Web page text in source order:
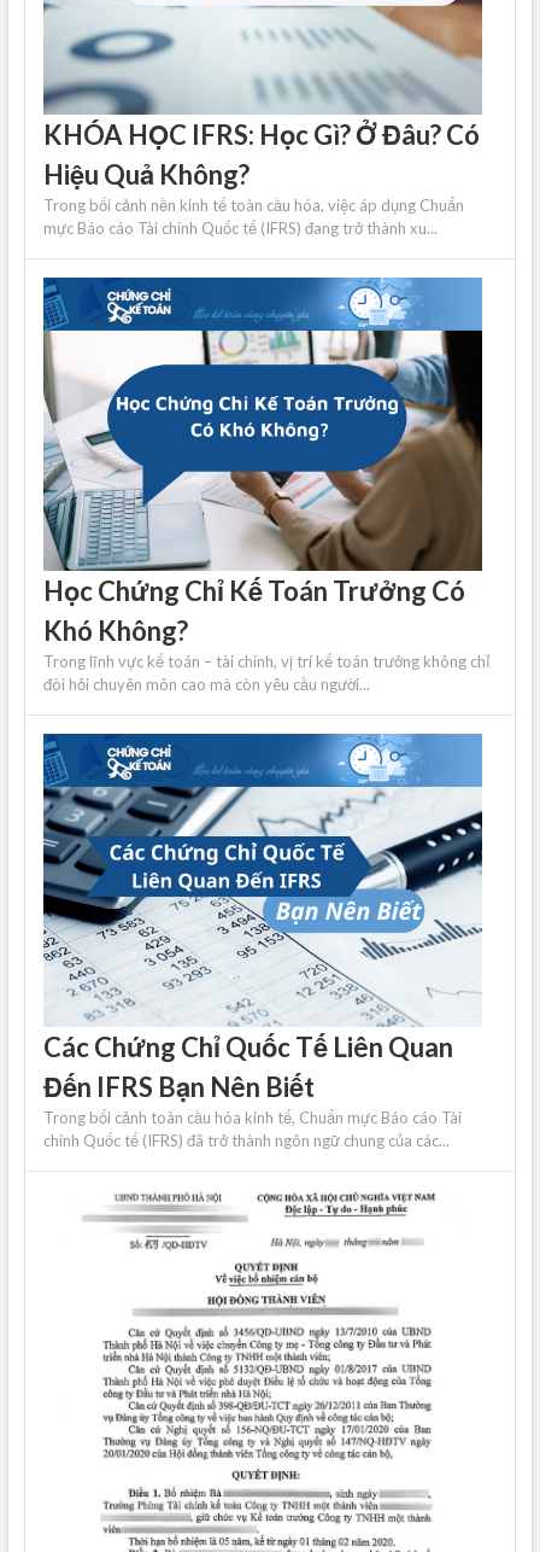
KHÓA HỌC IFRS: Học Gì? Ở Đâu? Có
Hiệu Quả Không?
Trong bối cảnh nền kinh tế toàn cầu hóa, việc áp dụng Chuẩn
mực Báo cáo Tài chính Quốc tế (IFRS) đang trở thành xu...
Học Chứng Chỉ Kế Toán Trưởng Có
Khó Không?
Trong lĩnh vực kế toán – tài chính, vị trí kế toán trưởng không chỉ
đòi hỏi chuyên môn cao mà còn yêu cầu người...
Các Chứng Chỉ Quốc Tế Liên Quan
Đến IFRS Bạn Nên Biết
Trong bối cảnh toàn cầu hóa kinh tế, Chuẩn mực Báo cáo Tài
chính Quốc tế (IFRS) đã trở thành ngôn ngữ chung của các...